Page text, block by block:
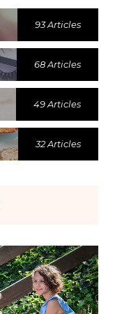
93 Articles
68 Articles
49 Articles
32 Articles